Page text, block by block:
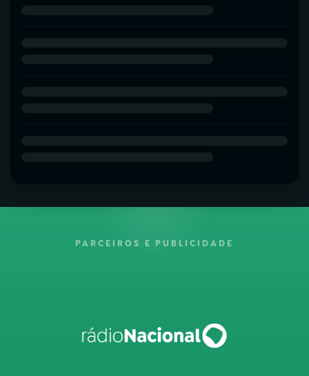
PARCEIROS E PUBLICIDADE